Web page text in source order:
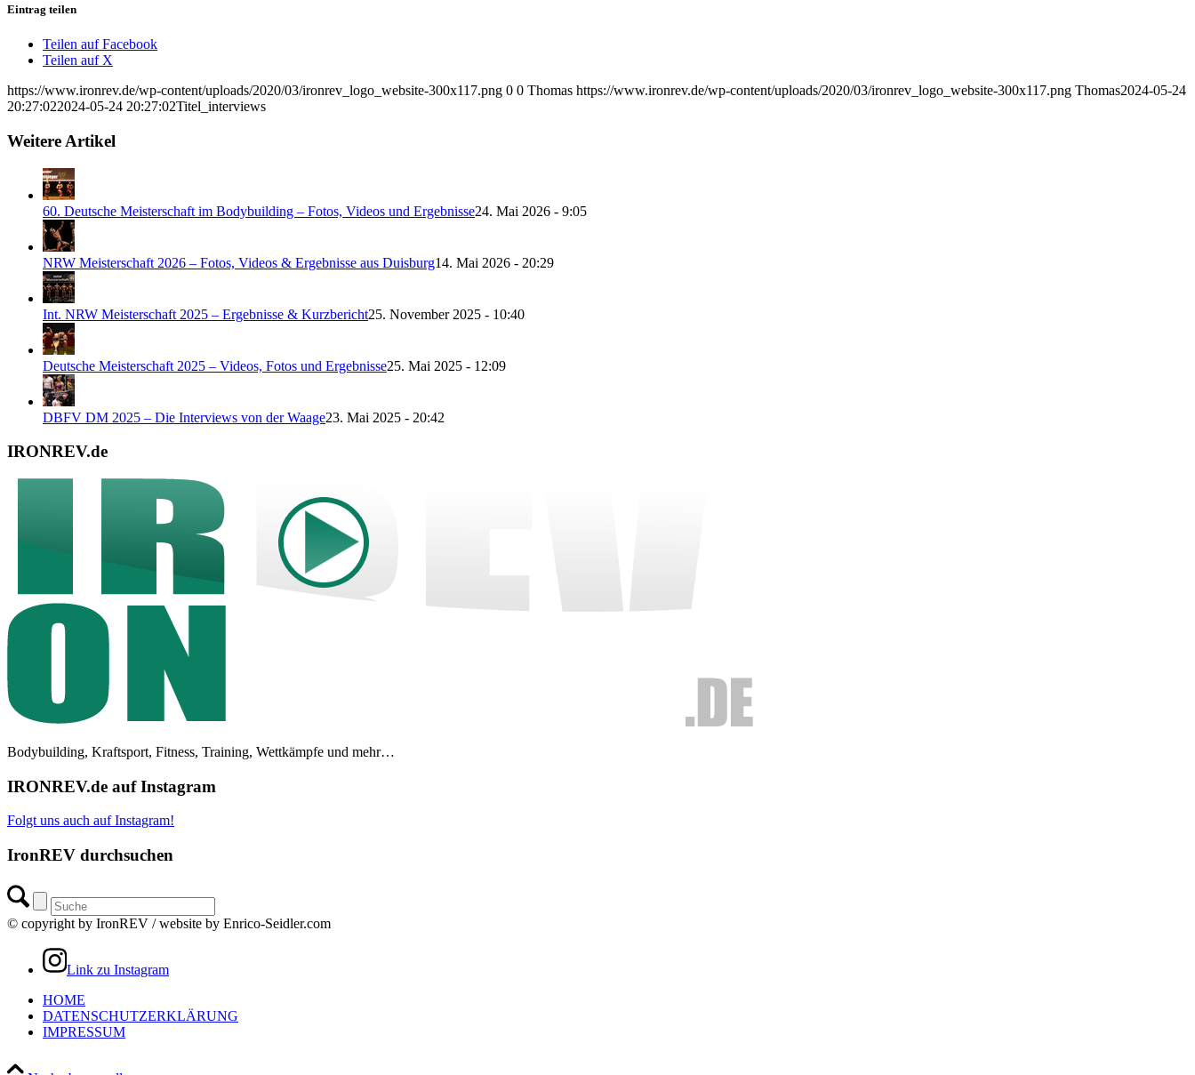
Eintrag teilen
Teilen auf Facebook
Teilen auf X
https://www.ironrev.de/wp-content/uploads/2020/03/ironrev_logo_website-300x117.png 0 0 Thomas https://www.ironrev.de/wp-content/uploads/2020/03/ironrev_logo_website-300x117.png Thomas2024-05-24
20:27:022024-05-24 20:27:02Titel_interviews
Weitere Artikel
60. Deutsche Meisterschaft im Bodybuilding – Fotos, Videos und Ergebnisse24. Mai 2026 - 9:05
NRW Meisterschaft 2026 – Fotos, Videos & Ergebnisse aus Duisburg14. Mai 2026 - 20:29
Int. NRW Meisterschaft 2025 – Ergebnisse & Kurzbericht25. November 2025 - 10:40
Deutsche Meisterschaft 2025 – Videos, Fotos und Ergebnisse25. Mai 2025 - 12:09
DBFV DM 2025 – Die Interviews von der Waage23. Mai 2025 - 20:42
IRONREV.de
Bodybuilding, Kraftsport, Fitness, Training, Wettkämpfe und mehr…
IRONREV.de auf Instagram
Folgt uns auch auf Instagram!
IronREV durchsuchen
© copyright by IronREV / website by Enrico-Seidler.com
Link zu Instagram
HOME
DATENSCHUTZERKLÄRUNG
IMPRESSUM